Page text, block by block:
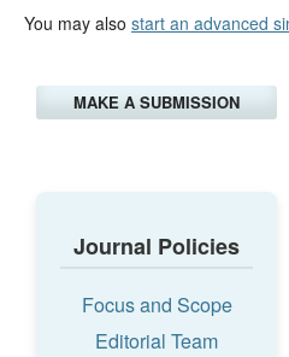
You may also start an advanced
MAKE A SUBMISSION
Journal Policies
Focus and Scope
Editorial Team